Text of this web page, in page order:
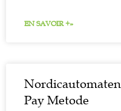
EN SAVOIR +»
Pay Metode